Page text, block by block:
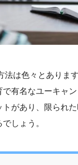
法は色々とありま
有名なユーキャ
があり、限られ
しょう。